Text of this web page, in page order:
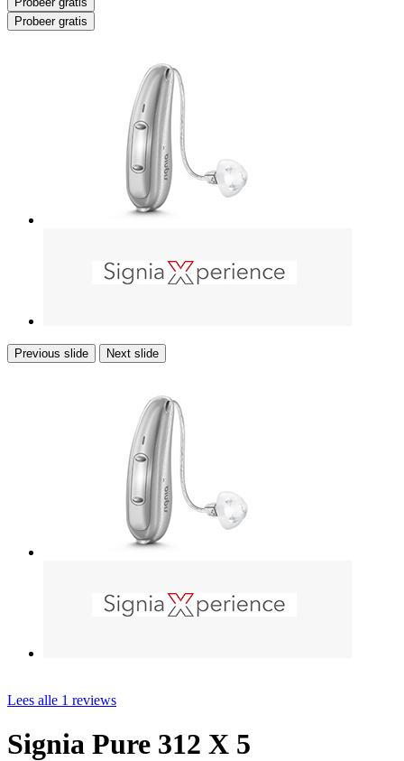
Probeer gratis
Previous slide Next slide
Lees alle 1 reviews
Signia Pure 312 X 5